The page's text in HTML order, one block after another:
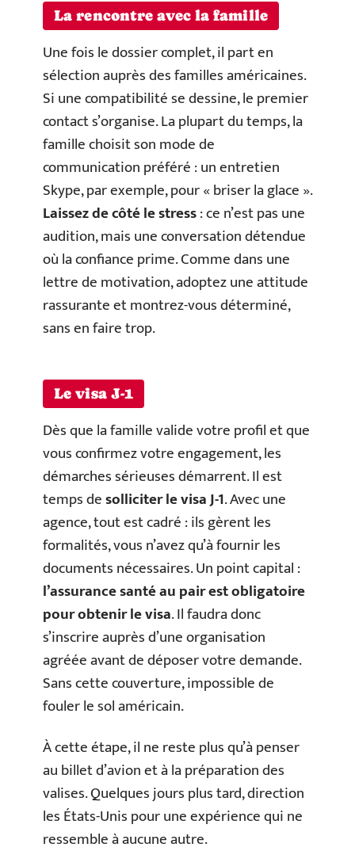
La rencontre avec la famille
Une fois le dossier complet, il part en
sélection auprès des familles américaines.
Si une compatibilité se dessine, le premier
contact s’organise. La plupart du temps, la
famille choisit son mode de
communication préféré : un entretien
Skype, par exemple, pour « briser la glace ».
Laissez de côté le stress: ce n’est pas une
audition, mais une conversation détendue
où la confiance prime. Comme dans une
lettre de motivation, adoptez une attitude
rassurante et montrez-vous déterminé,
sans en faire trop.
Le visa J-1
Dès que la famille valide votre profil et que
vous confirmez votre engagement, les
démarches sérieuses démarrent. Il est
temps desolliciter le visa J-1. Avec une
agence, tout est cadré : ils gèrent les
formalités, vous n’avez qu’à fournir les
documents nécessaires. Un point capital :
l’assurance santé au pair est obligatoire
pour obtenir le visa. Il faudra donc
s’inscrire auprès d’une organisation
agréée avant de déposer votre demande.
Sans cette couverture, impossible de
fouler le sol américain.
À cette étape, il ne reste plus qu’à penser
au billet d’avion et à la préparation des
valises. Quelques jours plus tard, direction
les États-Unis pour une expérience qui ne
ressemble à aucune autre.